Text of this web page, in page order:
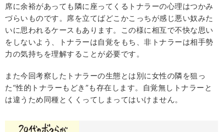
席に余裕があっても隣に座ってくるトナラーの心理はつかみ
づらいものです。席を立てばどこかこっちが感じ悪い奴みた
いに思われるケースもあります。この様に相互で不快な思い
をしないよう、トナラーは自覚をもち、非トナラーは相手勢
力の気持ちを理解することが必要です。
また今回考察したトナラーの生態とは別に女性の隣を狙っ
た“性的トナラーもどき”も存在します。自覚無しトナラーと
は違うため同種とくくってしまってはいけません。